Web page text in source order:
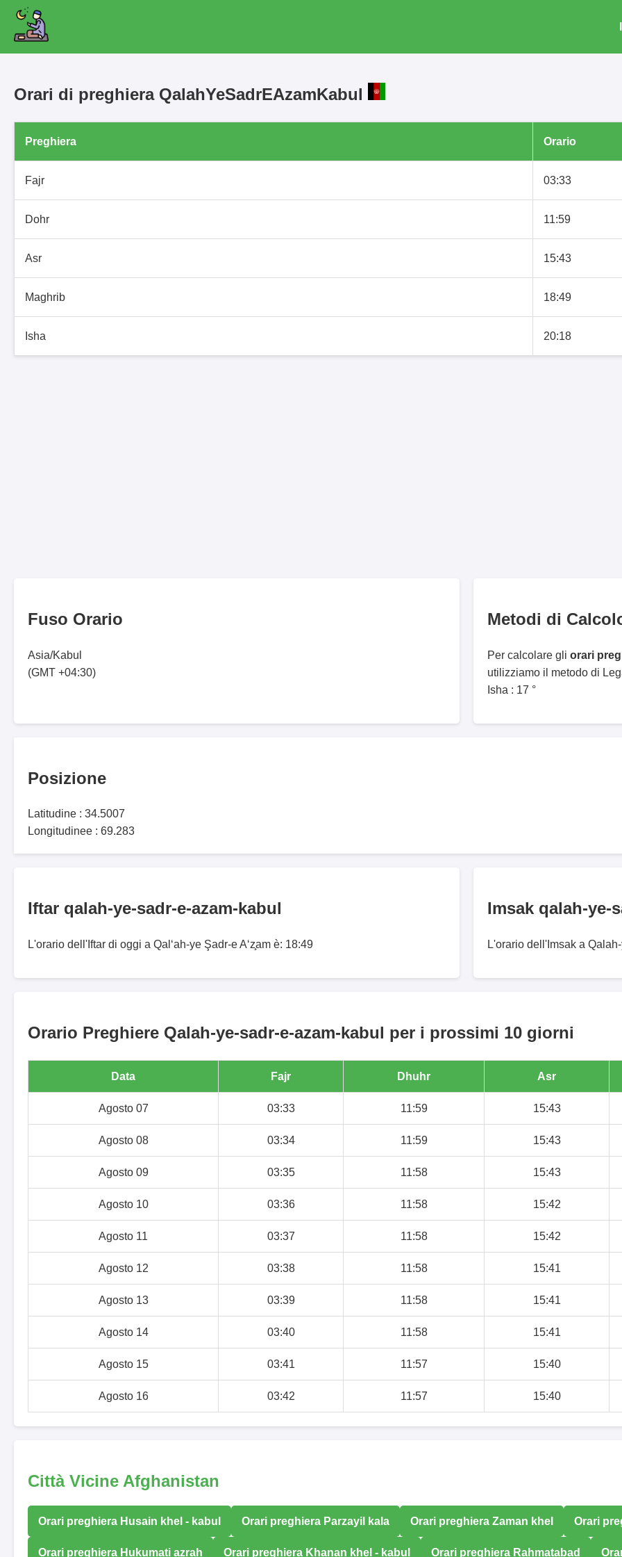
Orari di preghiera QalahYeSadrEAzamKabul
Preghiera Orario
Fajr 03:33
Dohr 11:59
Asr 15:43
Maghrib 18:49
Isha 20:18
Fuso Orario
Asia/Kabul
(GMT +04:30)
Metodi di
Per calcolare gli orari
utilizziamo il metodo di
Isha : 17 °
Posizione
Latitudine : 34.5007
Longitudinee : 69.283
Iftar qalah-ye-sadr-e-azam-kabul
L'orario dell'Iftar di oggi a Qal‘ah-ye Şadr-e A‘z̧am è: 18:49
Imsak qalah-ye-
L'orario dell'Imsak a
Orario Preghiere Qalah-ye-sadr-e-azam-kabul per i prossimi 10 giorni
Data Fajr Dhuhr Asr
Agosto 07 03:33 11:59 15:43
Agosto 08 03:34 11:59 15:43
Agosto 09 03:35 11:58 15:43
Agosto 10 03:36 11:58 15:42
Agosto 11 03:37 11:58 15:42
Agosto 12 03:38 11:58 15:41
Agosto 13 03:39 11:58 15:41
Agosto 14 03:40 11:58 15:41
Agosto 15 03:41 11:57 15:40
Agosto 16 03:42 11:57 15:40
Città Vicine Afghanistan
Orari preghiera Husain khel - kabul Orari preghiera Parzayil kala Orari preghiera Zaman khel Orari
Orari preghiera Hukumati azrah Orari preghiera Khanan khel - kabul Orari preghiera Rahmatabad